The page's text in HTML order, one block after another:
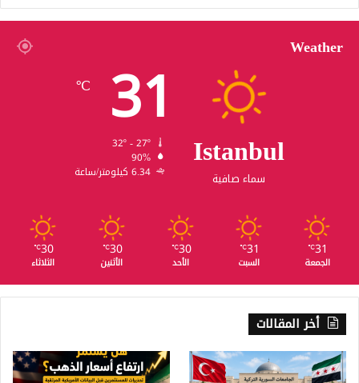
Weather
Istanbul
سماء صافية
31
℃
90%
6.34 كيلومتر/ساعة
31
℃
الجمعة
31
℃
السبت
30
℃
الأحد
30
℃
الأثنين
30
℃
الثلاثاء
أخر المقالات